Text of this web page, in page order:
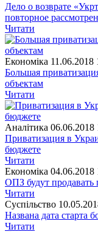
Дело о возврате
повторное
Читати
Економіка 11.06.2018
Большая
объектам
Читати
Аналітика 06.06.2018
Приватизация в
бюджете
Читати
Економіка 04.06.2018
ОПЗ будут
Читати
Суспiльство
Названа дата старта
Читати